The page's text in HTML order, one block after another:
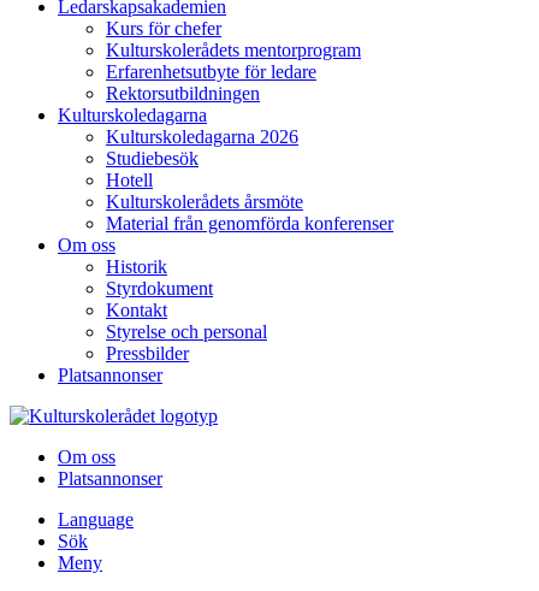
Ledarskapsakademien
Kurs för chefer
Kulturskolerådets mentorprogram
Erfarenhetsutbyte för ledare
Rektorsutbildningen
Kulturskoledagarna
Kulturskoledagarna 2026
Studiebesök
Hotell
Kulturskolerådets årsmöte
Material från genomförda konferenser
Om oss
Historik
Styrdokument
Kontakt
Styrelse och personal
Pressbilder
Platsannonser
Hoppa till innehållet
Om oss
Platsannonser
Language
Sök
Meny